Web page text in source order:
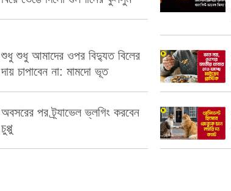
শুধু শুধু আমাদের ওপর বিদ্যুত বিলের
দায় চাপাবেন না: মামদো ভূত
অবসরের পর ট্র্যাভেল ভ্লগিং করবেন
চুপ্পু